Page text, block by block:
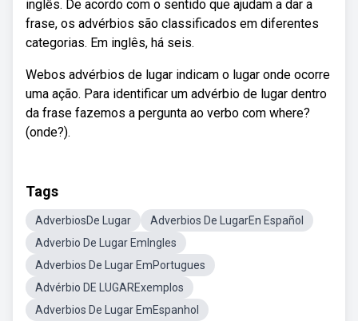
inglês. De acordo com o sentido que ajudam a dar a
frase, os advérbios são classificados em diferentes
categorias. Em inglês, há seis.
Webos advérbios de lugar indicam o lugar onde ocorre
uma ação. Para identificar um advérbio de lugar dentro
da frase fazemos a pergunta ao verbo com where?
(onde?).
Tags
AdverbiosDe Lugar
Adverbios De LugarEn Español
Adverbio De Lugar EmIngles
Adverbios De Lugar EmPortugues
Advérbio DE LUGARExemplos
Adverbios De Lugar EmEspanhol